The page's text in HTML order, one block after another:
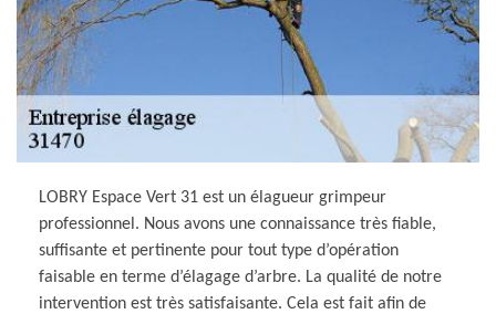
LOBRY Espace Vert 31 est un élagueur grimpeur
professionnel. Nous avons une connaissance très fiable,
suffisante et pertinente pour tout type d’opération
faisable en terme d’élagage d’arbre. La qualité de notre
intervention est très satisfaisante. Cela est fait afin de